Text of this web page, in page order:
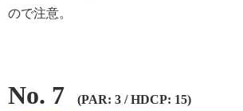
ので注意。
No. 7 (PAR: 3 / HDCP: 15)